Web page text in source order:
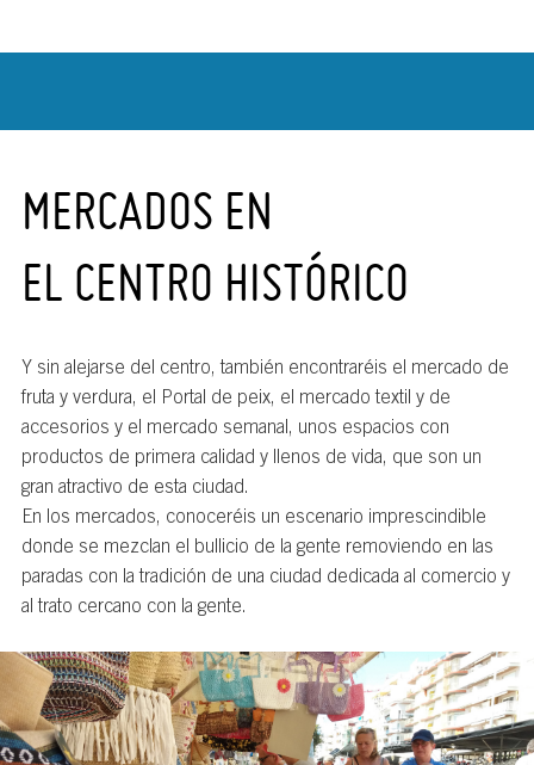
MERCADOS EN
EL CENTRO HISTÓRICO
Y sin alejarse del centro, también encontraréis el mercado de
fruta y verdura, el Portal de peix, el mercado textil y de
accesorios y el mercado semanal, unos espacios con
productos de primera calidad y llenos de vida, que son un
gran atractivo de esta ciudad.
En los mercados, conoceréis un escenario imprescindible
donde se mezclan el bullicio de la gente removiendo en las
paradas con la tradición de una ciudad dedicada al comercio y
al trato cercano con la gente.